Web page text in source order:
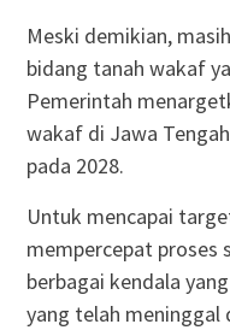
Meski demikian,
bidang tanah wakaf
Pemerintah
wakaf di Jawa
pada 2028.
Untuk mencapai
mempercepat proses
berbagai kendala
yang telah meninggal